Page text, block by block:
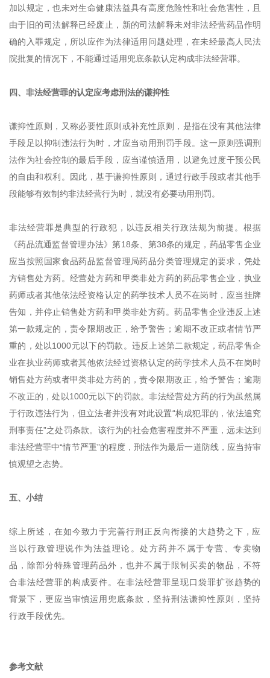
加以规定，也未对生命健康法益具有高度危险性和社会危害性，且
由于旧的司法解释已经废止，新的司法解释未对非法经营药品作明
确的入罪规定，所以应作为法律适用问题处理，在未经最高人民法
院批复的情况下，不能通过适用兜底条款认定构成非法经营罪。
四、非法经营罪的认定应考虑刑法的谦抑性
谦抑性原则，又称必要性原则或补充性原则，是指在没有其他法律
手段足以抑制违法行为时，才应当动用刑罚手段。这一原则强调刑
法作为社会控制的最后手段，应当谨慎适用，以避免过度干预公民
的自由和权利。因此，基于谦抑性原则，通过行政手段或者其他手
段能够有效制约非法经营行为时，就没有必要动用刑罚。
非法经营罪是典型的行政犯，以违反相关行政法规为前提。根据
《药品流通监督管理办法》第18条、第38条的规定，药品零售企业
应当按照国家食品药品监督管理局药品分类管理规定的要求，凭处
方销售处方药。经营处方药和甲类非处方药的药品零售企业，执业
药师或者其他依法经资格认定的药学技术人员不在岗时，应当挂牌
告知，并停止销售处方药和甲类非处方药。药品零售企业违反上述
第一款规定的，责令限期改正，给予警告；逾期不改正或者情节严
重的，处以1000元以下的罚款。违反上述第二款规定，药品零售企
业在执业药师或者其他依法经过资格认定的药学技术人员不在岗时
销售处方药或者甲类非处方药的，责令限期改正，给予警告；逾期
不改正的，处以1000元以下的罚款。非法经营处方药的行为虽然属
于行政违法行为，但立法者并没有对此设置“构成犯罪的，依法追究
刑事责任”之处罚条款。该行为的社会危害程度并不严重，远未达到
非法经营罪中“情节严重”的程度，刑法作为最后一道防线，应当持审
慎观望之态势。
五、小结
综上所述，在如今致力于完善行刑正反向衔接的大趋势之下，应
当以行政管理说作为法益理论。处方药并不属于专营、专卖物
品，除部分特殊管理药品外，也并不属于限制买卖的物品，不符
合非法经营罪的构成要件。在非法经营罪呈现口袋罪扩张趋势的
背景下，更应当审慎运用兜底条款，坚持刑法谦抑性原则，坚持
行政手段优先。
参考文献